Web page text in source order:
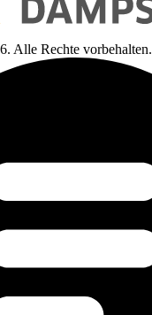
Alle Rechte vorbehalten.